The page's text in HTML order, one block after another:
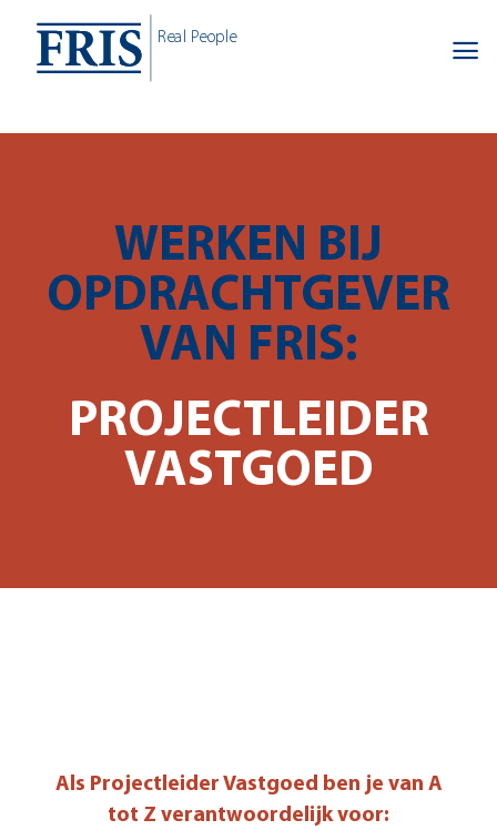
content
Real People
WERKEN BIJ
OPDRACHTGEVER
VAN FRIS:
PROJECTLEIDER
VASTGOED
Als Projectleider Vastgoed ben je van A
tot Z verantwoordelijk voor: